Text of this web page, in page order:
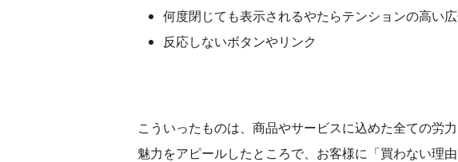
何度閉じても表示されるやたらテンションの高い
反応しないボタンやリンク
こういったものは、商品やサービスに込めた全ての労
魅力をアピールしたところで、お客様に「買わない理